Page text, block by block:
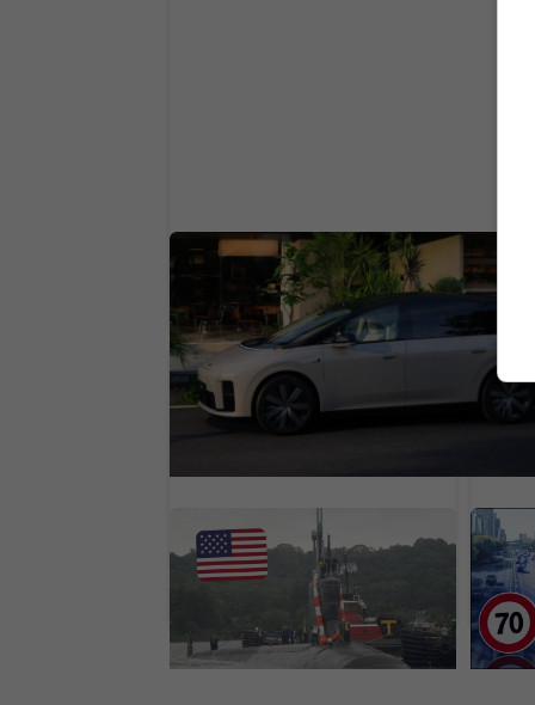
Slávna čínska automobilka a bojuje o
zákazníkov. Predaje chce zvýšiť
znižovaním ceny
Američania poslali do
Európy nenápadnú zbraň s
obrovským dosahom.
Plnila jasné misie
ťa